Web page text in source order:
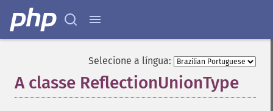
Selecione a língua:
A classe ReflectionUnionType